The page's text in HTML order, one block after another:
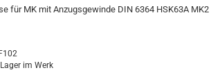
für MK mit Anzugsgewinde DIN 6364 HSK63A MK2
im Werk